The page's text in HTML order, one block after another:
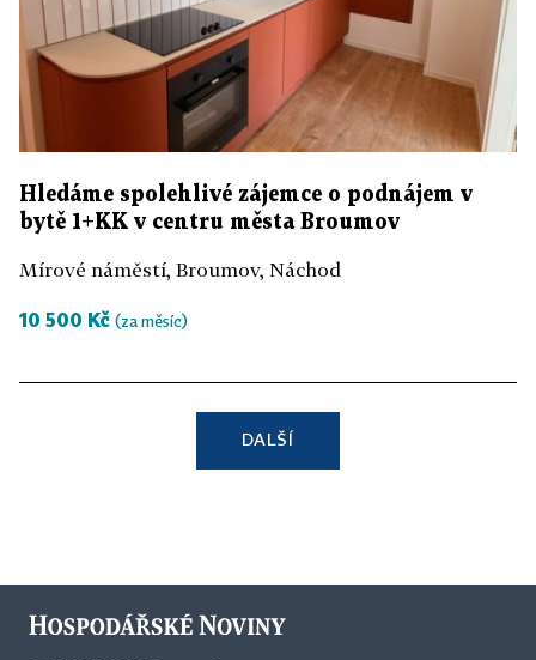
Hledáme spolehlivé zájemce o podnájem v
bytě 1+KK v centru města Broumov
Mírové náměstí, Broumov, Náchod
10 500 Kč (za měsíc)
DALŠÍ